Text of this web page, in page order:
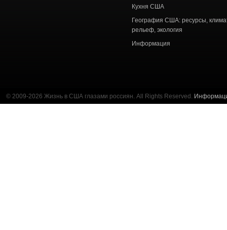
Кухня США
География США: ресурсы,
рельеф, экология
Информация
© 2009-2026 Жизнь в США глазами россиян. All Rights Reserved.